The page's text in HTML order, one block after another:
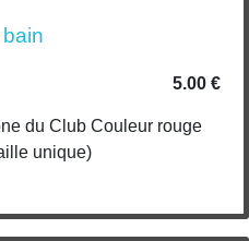
5.00 €
du Club Couleur rouge
unique)